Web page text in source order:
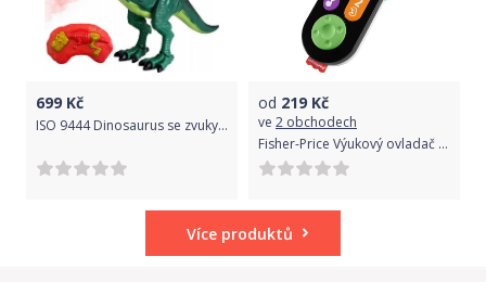
699 Kč
ISO 9444 Dinosaurus se zvuky a kouřem 45 cm
od 219 Kč
ve 2 obchodech
Fisher-Price Výukový ovladač CZ/SK/ENG/HU/PL HHM24
Více produktů